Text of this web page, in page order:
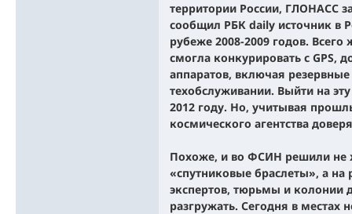
территории России, ГЛОНАСС
сообщил РБК daily источник в
рубеже 2008-2009 годов.
смогла конкурировать с GPS,
аппаратов, включая
техобслуживании. Выйти на
2012 году. Но, учитывая
космического агентства
Похоже, и во ФСИН решили не
«спутниковые браслеты», а
экспертов, тюрьмы и колонии
разгружать. Сегодня в местах